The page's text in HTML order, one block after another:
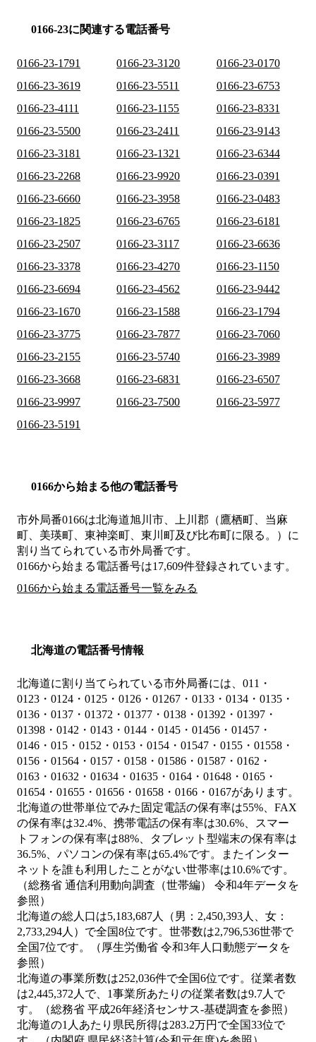
0166-23に関連する電話番号
0166-23-1791 0166-23-3120
0166-23-0170
0166-23-3619
0166-23-5511
0166-23-6753
0166-23-4111
0166-23-1155
0166-23-8331
0166-23-5500
0166-23-2411
0166-23-9143
0166-23-3181
0166-23-1321
0166-23-6344
0166-23-2268
0166-23-9920
0166-23-0391
0166-23-6660
0166-23-3958
0166-23-0483
0166-23-1825
0166-23-6765
0166-23-6181
0166-23-2507
0166-23-3117
0166-23-6636
0166-23-3378
0166-23-4270
0166-23-1150
0166-23-6694
0166-23-4562
0166-23-9442
0166-23-1670
0166-23-1588
0166-23-1794
0166-23-3775
0166-23-7877
0166-23-7060
0166-23-2155
0166-23-5740
0166-23-3989
0166-23-3668
0166-23-6831
0166-23-6507
0166-23-9997
0166-23-7500
0166-23-5977
0166-23-5191
0166から始まる他の電話番号
市外局番0166は北海道旭川市、上川郡（鷹栖町、当麻
町、美瑛町、東神楽町、東川町及び比布町に限る。） に
割り当てられている市外局番です。
0166から始まる電話番号は17,609件登録されています。
0166から始まる電話番号一覧をみる
北海道の電話番号情報
北海道に割り当てられている市外局番には、011・
0123・0124・0125・0126・01267・0133・0134・0135・
0136・0137・01372・01377・0138・01392・01397・
01398・0142・0143・0144・0145・01456・01457・
0146・015・0152・0153・0154・01547・0155・01558・
0156・01564・0157・0158・01586・01587・0162・
0163・01632・01634・01635・0164・01648・0165・
01654・01655・01656・01658・0166・0167があります。
北海道の世帯単位でみた固定電話の保有率は55%、FAX
の保有率は32.4%、携帯電話の保有率は30.6%、スマー
トフォンの保有率は88%、タブレット型端末の保有率は
36.5%、パソコンの保有率は65.4%です。またインター
ネットを誰も利用したことがない世帯率は10.6%です。
（総務省 通信利用動向調査（世帯編） 令和4年データを
参照）
北海道の総人口は5,183,687人（男：2,450,393人、女：
2,733,294人）で全国8位です。世帯数は2,796,536世帯で
全国7位です。（厚生労働省 令和3年人口動態データを
参照）
北海道の事業所数は252,036件で全国6位です。従業者数
は2,445,372人で、1事業所あたりの従業者数は9.7人で
す。（総務省 平成26年経済センサス‐基礎調査を参照）
北海道の1人あたり県民所得は283.2万円で全国33位で